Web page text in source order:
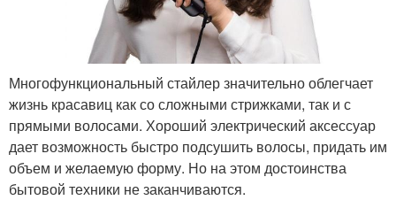
Многофункциональный стайлер значительно облегчает
жизнь красавиц как со сложными стрижками, так и с
прямыми волосами. Хороший электрический аксессуар
дает возможность быстро подсушить волосы, придать им
объем и желаемую форму. Но на этом достоинства
бытовой техники не заканчиваются.